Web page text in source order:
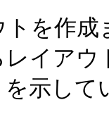
を作
レイアウ
を示して